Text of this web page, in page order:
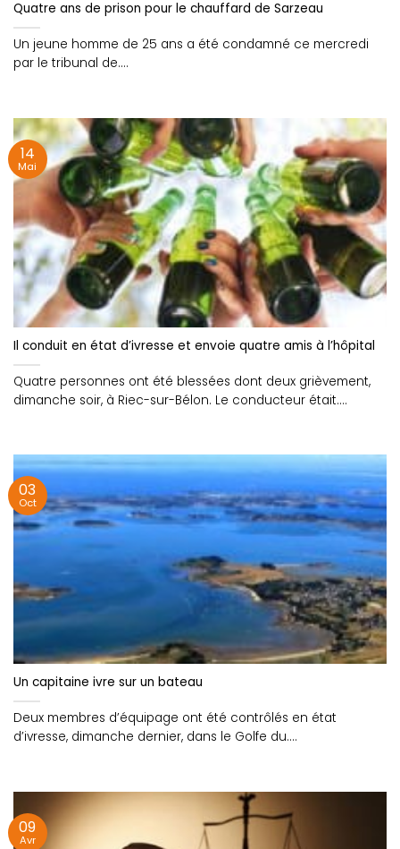
Quatre ans de prison pour le chauffard de Sarzeau
Un jeune homme de 25 ans a été condamné ce mercredi
par le tribunal de....
Il conduit en état d’ivresse et envoie quatre amis à l’hôpital
Quatre personnes ont été blessées dont deux grièvement,
dimanche soir, à Riec-sur-Bélon. Le conducteur était....
14
Mai
Un capitaine ivre sur un bateau
Deux membres d’équipage ont été contrôlés en état
d’ivresse, dimanche dernier, dans le Golfe du....
03
Oct
09
Avr